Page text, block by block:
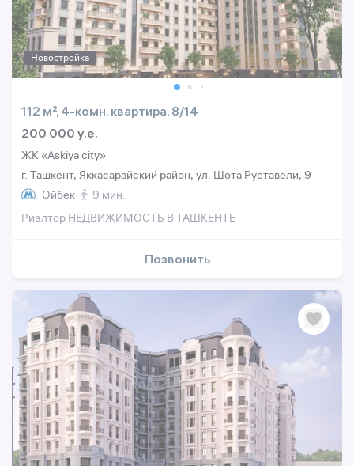
Новостройка
112 м², 4-комн. квартира, 8/14
200 000 y.e.
ЖК «Askiya city»
г. Ташкент, Яккасарайский район, ул. Шота Руставели, 9
Ойбек
9 мин.
Риэлтор НЕДВИЖИМОСТЬ В ТАШКЕНТЕ
Позвонить